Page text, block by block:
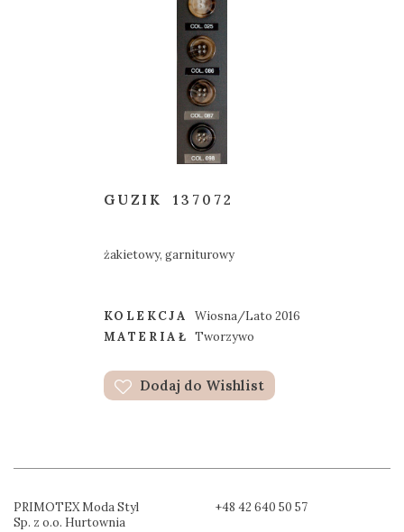
GUZIK 137072
żakietowy, garniturowy
KOLEKCJA
Wiosna/Lato 2016
MATERIAŁ Tworzywo
Dodaj do Wishlist
PRIMOTEX Moda Styl
Sp. z o.o. Hurtownia
+48 42 640 50 57